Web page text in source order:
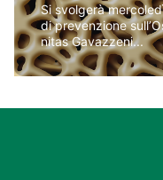
Si svolgerà
di prevenzione
nitas Gavazzeni...